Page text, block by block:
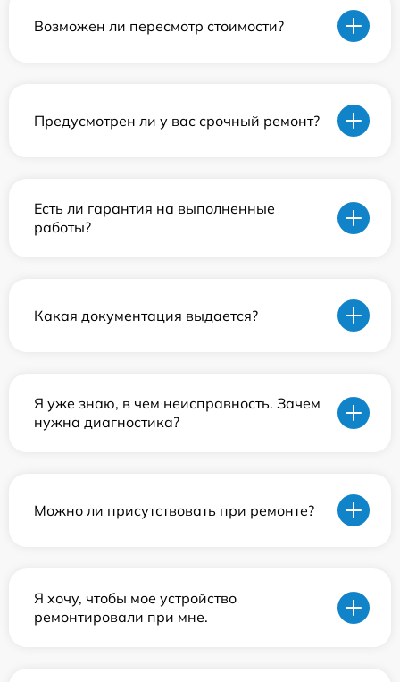
Возможен ли пересмотр стоимости?
Предусмотрен ли у вас срочный ремонт?
Есть ли гарантия на выполненные
работы?
Какая документация выдается?
Я уже знаю, в чем неисправность. Зачем
нужна диагностика?
Можно ли присутствовать при ремонте?
Я хочу, чтобы мое устройство
ремонтировали при мне.